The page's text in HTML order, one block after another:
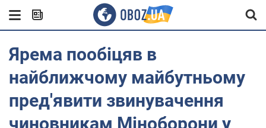
Ярема пообіцяв в
найближчому майбутньому
пред'явити звинувачення
чиновникам Міноборони у